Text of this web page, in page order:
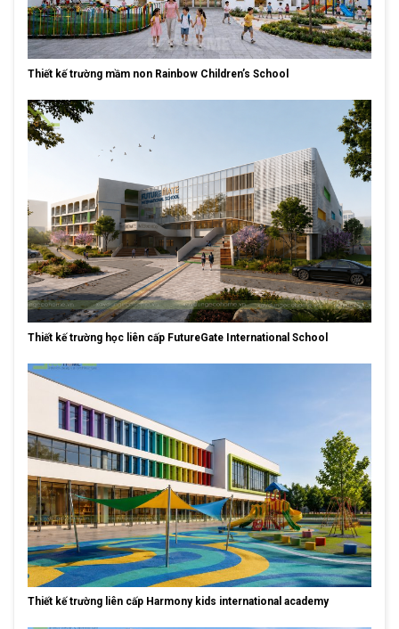
Thiết kế trường mầm non Rainbow Children’s School
Thiết kế trường học liên cấp FutureGate International School
Thiết kế trường liên cấp Harmony kids international academy